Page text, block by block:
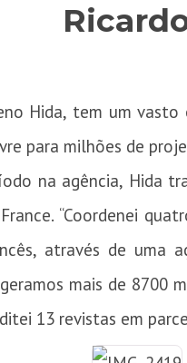
Hida, tem um
para milhões de
na agência, Hida
“Coordenei
através de uma
mais de 8700
13 revistas em